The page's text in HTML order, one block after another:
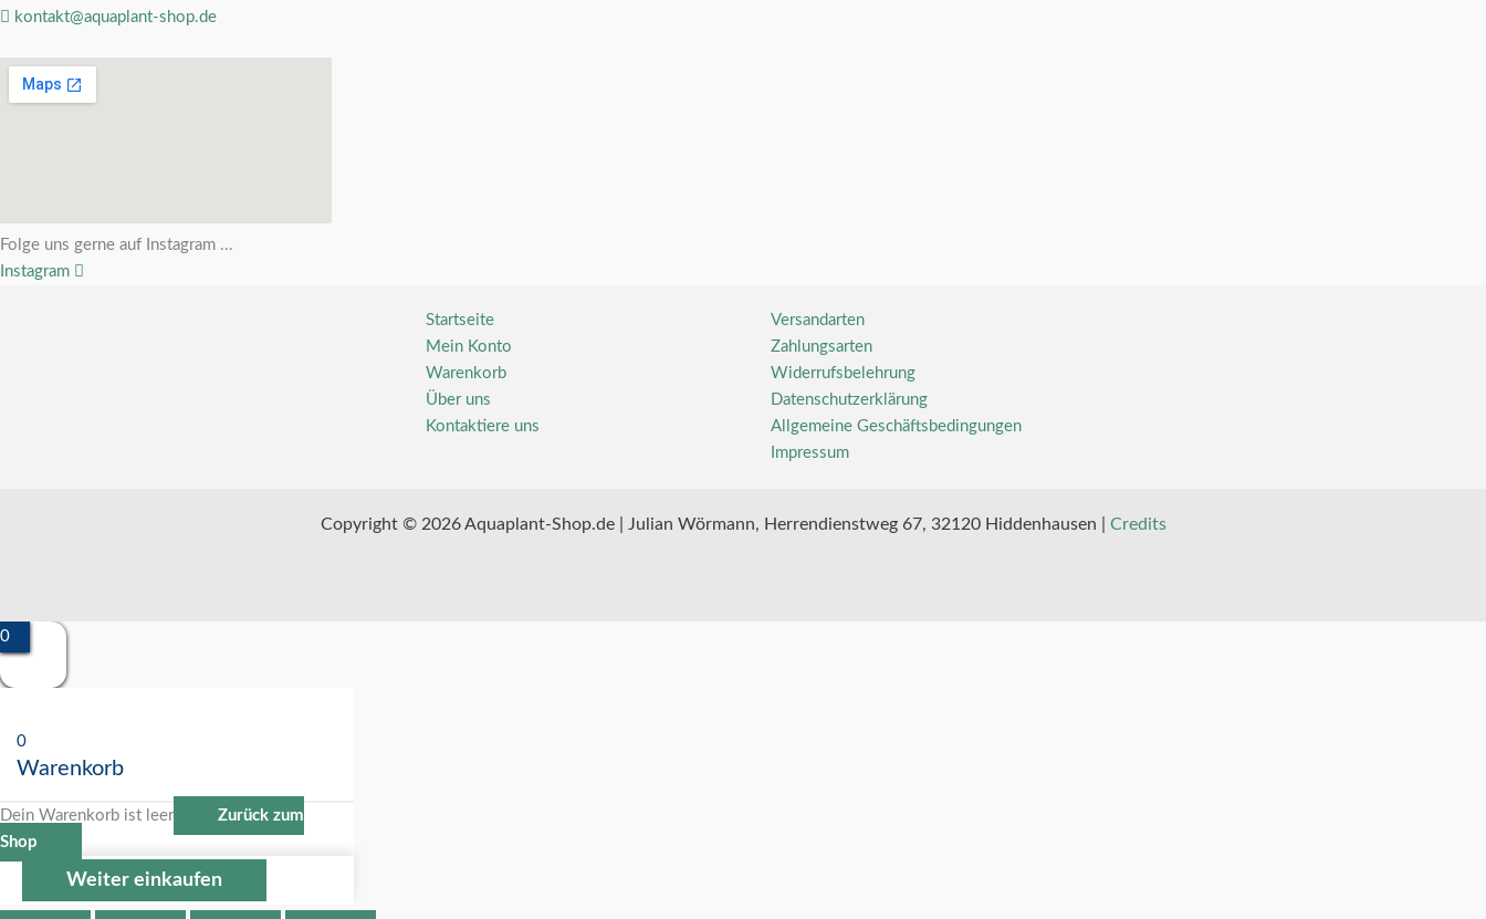
kontakt@aquaplant-shop.de
Folge uns gerne auf Instagram ...
Instagram
Startseite
Mein Konto
Warenkorb
Über uns
Kontaktiere uns
Versandarten
Zahlungsarten
Widerrufsbelehrung
Datenschutzerklärung
Allgemeine Geschäftsbedingungen
Impressum
Copyright © 2026 Aquaplant-Shop.de | Julian Wörmann, Herrendienstweg 67, 32120 Hiddenhausen | Credits
0
0
Warenkorb
Dein Warenkorb ist leer
Zurück zum
Shop
Weiter einkaufen